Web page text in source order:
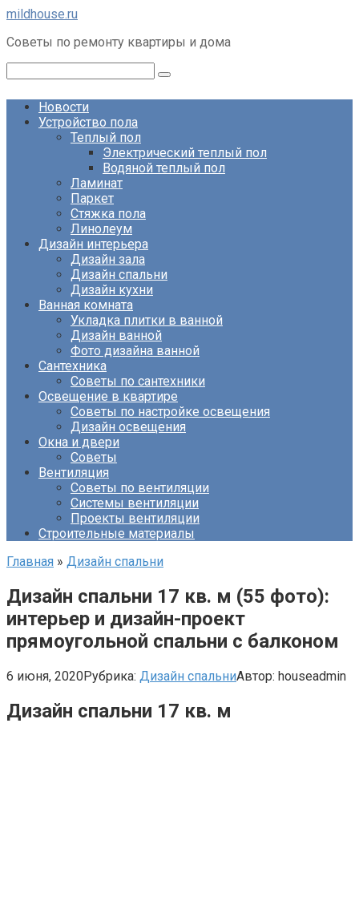
Перейти
контенту
mildhouse.ru
Советы по ремонту квартиры и дома
Новости
Устройство пола
Теплый пол
Электрический теплый пол
Водяной теплый пол
Ламинат
Паркет
Стяжка пола
Линолеум
Дизайн интерьера
Дизайн зала
Дизайн спальни
Дизайн кухни
Ванная комната
Укладка плитки в ванной
Дизайн ванной
Фото дизайна ванной
Сантехника
Советы по сантехники
Освещение в квартире
Советы по настройке освещения
Дизайн освещения
Окна и двери
Советы
Вентиляция
Советы по вентиляции
Системы вентиляции
Проекты вентиляции
Строительные материалы
Главная » Дизайн спальни
Дизайн спальни 17 кв. м (55 фото):
интерьер и дизайн-проект
прямоугольной спальни с балконом
6 июня, 2020Рубрика: Дизайн спальниАвтор: houseadmin
Дизайн спальни 17 кв. м